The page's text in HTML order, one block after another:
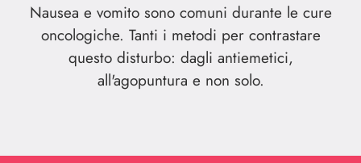
Nausea e vomito sono comuni durante le cure
oncologiche. Tanti i metodi per contrastare
questo disturbo: dagli antiemetici,
all'agopuntura e non solo.